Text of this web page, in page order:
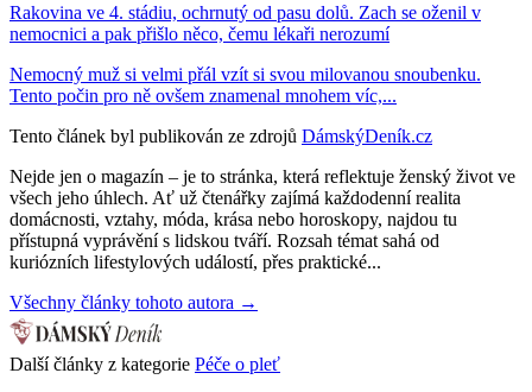
Rakovina ve 4. stádiu, ochrnutý od pasu dolů. Zach se oženil v
nemocnici a pak přišlo něco, čemu lékaři nerozumí
Nemocný muž si velmi přál vzít si svou milovanou snoubenku.
Tento počin pro ně ovšem znamenal mnohem víc,...
Tento článek byl publikován ze zdrojů DámskýDeník.cz
Nejde jen o magazín – je to stránka, která reflektuje ženský život ve
všech jeho úhlech. Ať už čtenářky zajímá každodenní realita
domácnosti, vztahy, móda, krása nebo horoskopy, najdou tu
přístupná vyprávění s lidskou tváří. Rozsah témat sahá od
kuriózních lifestylových událostí, přes praktické...
Všechny články tohoto autora →
Další články z kategorie Péče o pleť